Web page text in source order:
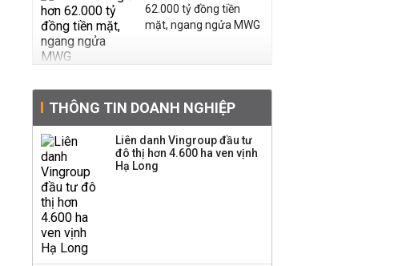
62.000 tỷ đồng tiền
mặt, ngang ngửa MWG
thu nhập cho hộ kinh
doanh, doanh nghiệp
có doanh thu dưới 10 tỷ
đồng
THÔNG TIN DOANH NGHIỆP
Liên danh Vingroup đầu tư
đô thị hơn 4.600 ha ven vịnh
Hạ Long